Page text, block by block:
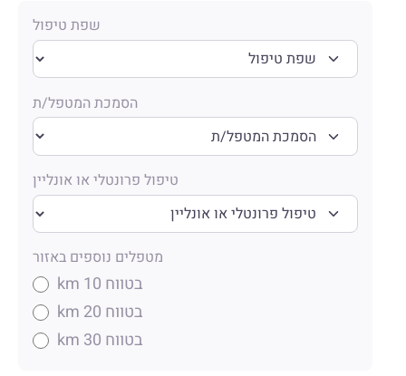
שפת טיפול
הסמכת המטפל/ת
טיפול פרונטלי או אונליין
מטפלים נוספים באזור
בטווח 10 km
בטווח 20 km
בטווח 30 km